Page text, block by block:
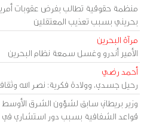
منظمة حقوقية تطالب بفرض عقوبات
بحريني بسبب تعذيب المعتقلين
مرآة البحرين
الأمير أندرو وغسل سمعة نظام البحرين
أحمد رضي
رحيل جسدي، وولادة فكرية: نصر الله
وزير بريطاني سابق لشؤون الشرق
قواعد الشفافية بسبب دور استشاري في